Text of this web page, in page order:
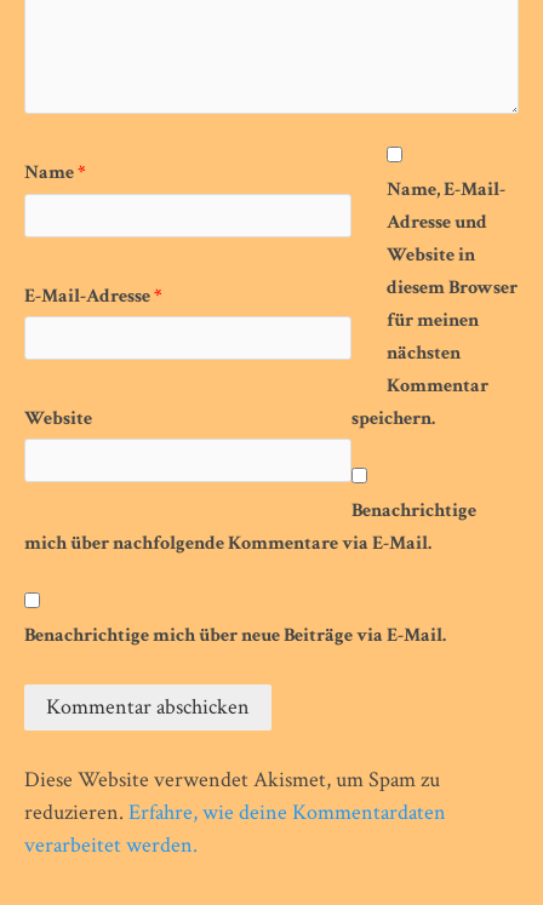
Name*
E-Mail-Adresse*
Website
Name, E-Mail-
Adresse und
Website in
diesem Browser
für meinen
nächsten
Kommentar
speichern.
Benachrichtige
mich über nachfolgende Kommentare via E-Mail.
Benachrichtige mich über neue Beiträge via E-Mail.
Diese Website verwendet Akismet, um Spam zu
reduzieren. Erfahre, wie deine Kommentardaten
verarbeitet werden.